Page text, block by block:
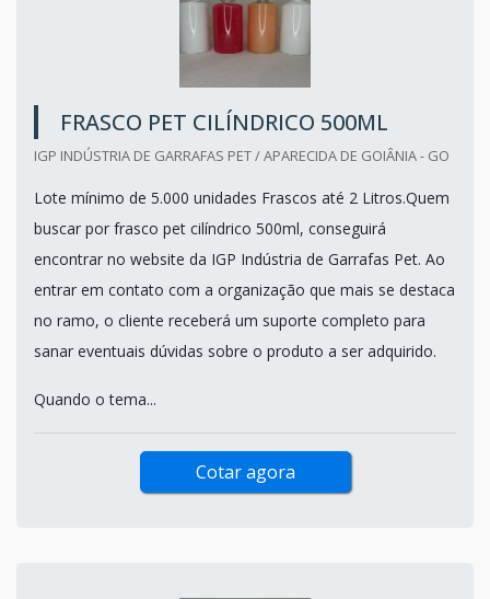
FRASCO PET CILÍNDRICO 500ML
IGP INDÚSTRIA DE GARRAFAS PET / APARECIDA DE GOIÂNIA - GO
Lote mínimo de 5.000 unidades Frascos até 2 Litros.Quem
buscar por frasco pet cilíndrico 500ml, conseguirá
encontrar no website da IGP Indústria de Garrafas Pet. Ao
entrar em contato com a organização que mais se destaca
no ramo, o cliente receberá um suporte completo para
sanar eventuais dúvidas sobre o produto a ser adquirido.
Quando o tema...
Cotar agora